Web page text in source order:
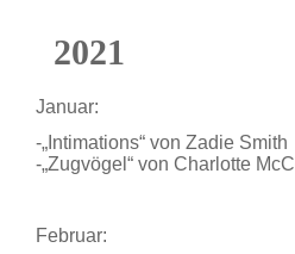
2021
Januar:
-„Intimations“ von Zadie Smith
-„Zugvögel“ von Charlotte
Februar: